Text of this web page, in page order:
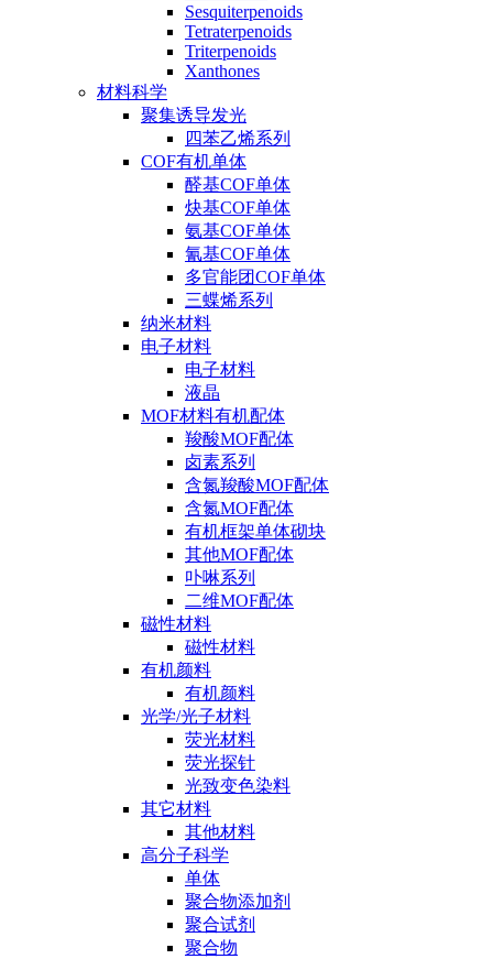
Sesquiterpenoids
Tetraterpenoids
Triterpenoids
Xanthones
材料科学
聚集诱导发光
四苯乙烯系列
COF有机单体
醛基COF单体
炔基COF单体
氨基COF单体
氰基COF单体
多官能团COF单体
三蝶烯系列
纳米材料
电子材料
电子材料
液晶
MOF材料有机配体
羧酸MOF配体
卤素系列
含氮羧酸MOF配体
含氮MOF配体
有机框架单体砌块
其他MOF配体
卟啉系列
二维MOF配体
磁性材料
磁性材料
有机颜料
有机颜料
光学/光子材料
荧光材料
荧光探针
光致变色染料
其它材料
其他材料
高分子科学
单体
聚合物添加剂
聚合试剂
聚合物